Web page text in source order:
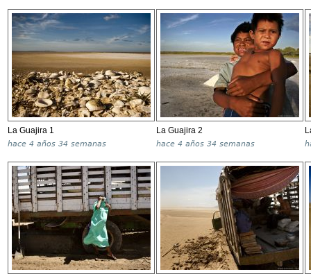
La Guajira 1
hace 4 años 34 semanas
La Guajira 2
hace 4 años 34 semanas